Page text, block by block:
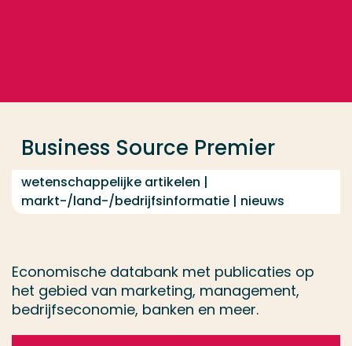
Business Source Premier
wetenschappelijke artikelen |
markt-/land-/bedrijfsinformatie | nieuws
Economische databank met publicaties op
het gebied van marketing, management,
bedrijfseconomie, banken en meer.
Opleiding
Contact